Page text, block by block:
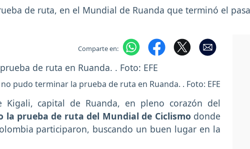
de ruta, en el Mundial de Ruanda que terminó el
Comparte en:
pudo terminar la prueba de ruta en Ruanda. . Foto: EFE
capital de Ruanda, en pleno corazón del
la prueba de ruta del Mundial de Ciclismo donde
participaron, buscando un buen lugar en la